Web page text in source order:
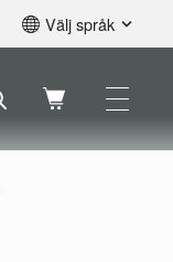
Välj språk
Svenska
Français
Nederlands